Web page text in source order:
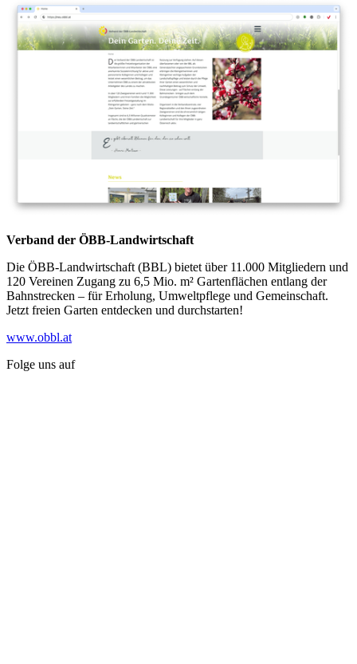
Verband der ÖBB-Landwirtschaft
Die ÖBB-Landwirtschaft (BBL) bietet über 11.000 Mitgliedern und
120 Vereinen Zugang zu 6,5 Mio. m² Gartenflächen entlang der
Bahnstrecken – für Erholung, Umweltpflege und Gemeinschaft.
Jetzt freien Garten entdecken und durchstarten!
www.obbl.at
Folge uns auf